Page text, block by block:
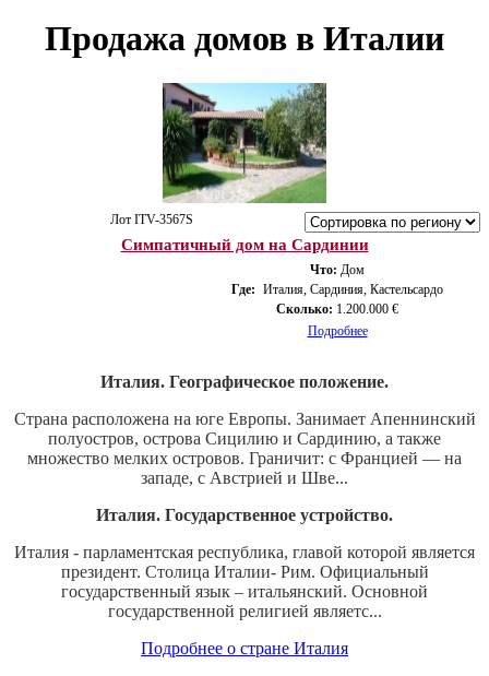
Продажа домов в Италии
Лот ITV-3567S
Симпатичный дом на Сардинии
Что: Дом
Где: Италия, Сардиния, Кастельсардо
Сколько: 1.200.000 €
Подробнее
Италия. Географическое положение.
Страна расположена на юге Европы. Занимает Апеннинский
полуостров, острова Сицилию и Сардинию, а также
множество мелких островов. Граничит: с Францией — на
западе, с Австрией и Шве...
Италия. Государственное устройство.
Италия - парламентская республика, главой которой является
президент. Столица Италии- Рим. Официальный
государственный язык – итальянский. Основной
государственной религией являетс...
Подробнее о стране Италия